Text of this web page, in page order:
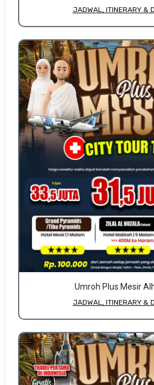
JADWAL, ITINERARY &
Umroh Plus Mesir
JADWAL, ITINERARY &